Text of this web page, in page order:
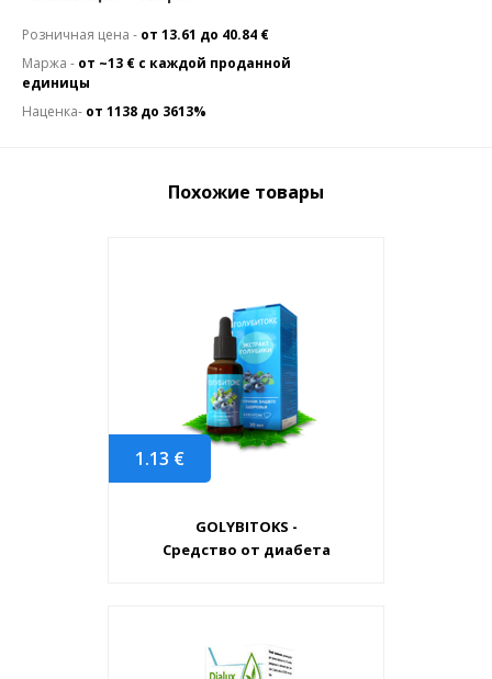
Розничная цена - от 13.61 до 40.84 €
Маржа - от ~13 € с каждой проданной
единицы
Наценка- от 1138 до 3613%
Похожие товары
1.13 €
GOLYBITOKS -
Средство от диабета